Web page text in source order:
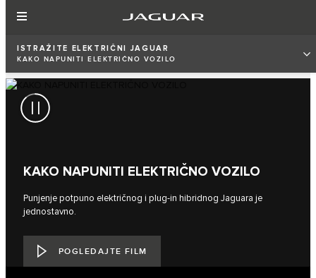
ISTRAŽITE ELEKTRIČNI JAGUAR
KAKO NAPUNITI ELEKTRIČNO VOZILO
KAKO NAPUNITI ELEKTRIČNO VOZILO
Punjenje potpuno električnog i plug-in hibridnog Jaguara je
jednostavno.
POGLEDAJTE FILM